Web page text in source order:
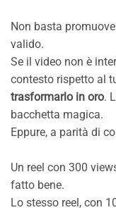
Non basta
valido.
Se il video non è
contesto rispetto al
trasformarlo in oro.
bacchetta magica.
Eppure, a parità di
Un reel con 300
fatto bene.
Lo stesso reel, con